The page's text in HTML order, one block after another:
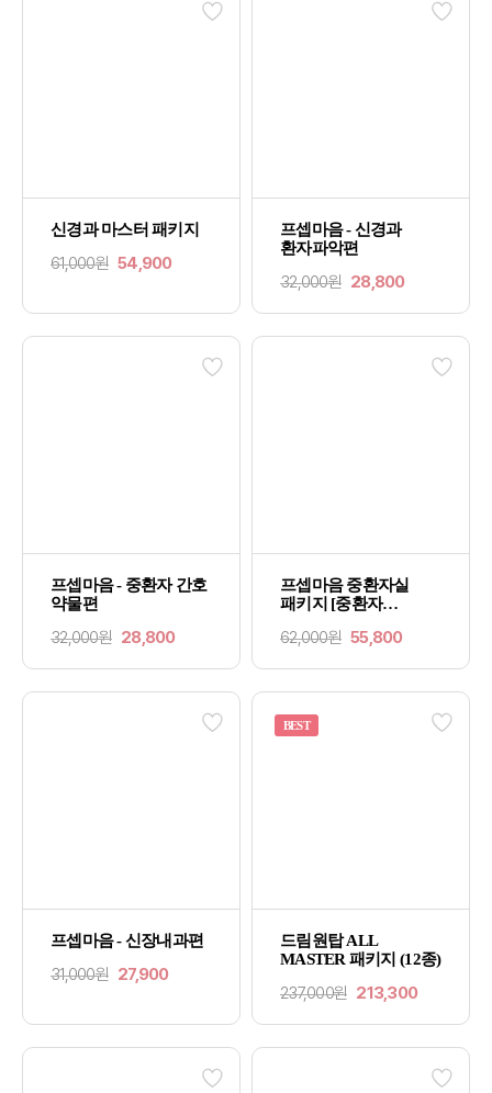
신경과 마스터 패키지
61,000원 54,900
프셉마음 - 신경과
환자파악편
32,000원 28,800
프셉마음 - 중환자 간호
약물편
32,000원 28,800
프셉마음 중환자실
패키지 [중환자
간호 약물편]
62,000원 55,800
프셉마음 - 신장내과편
31,000원 27,900
BEST
드림원탑 ALL
MASTER 패키지 (12종)
237,000원 213,300